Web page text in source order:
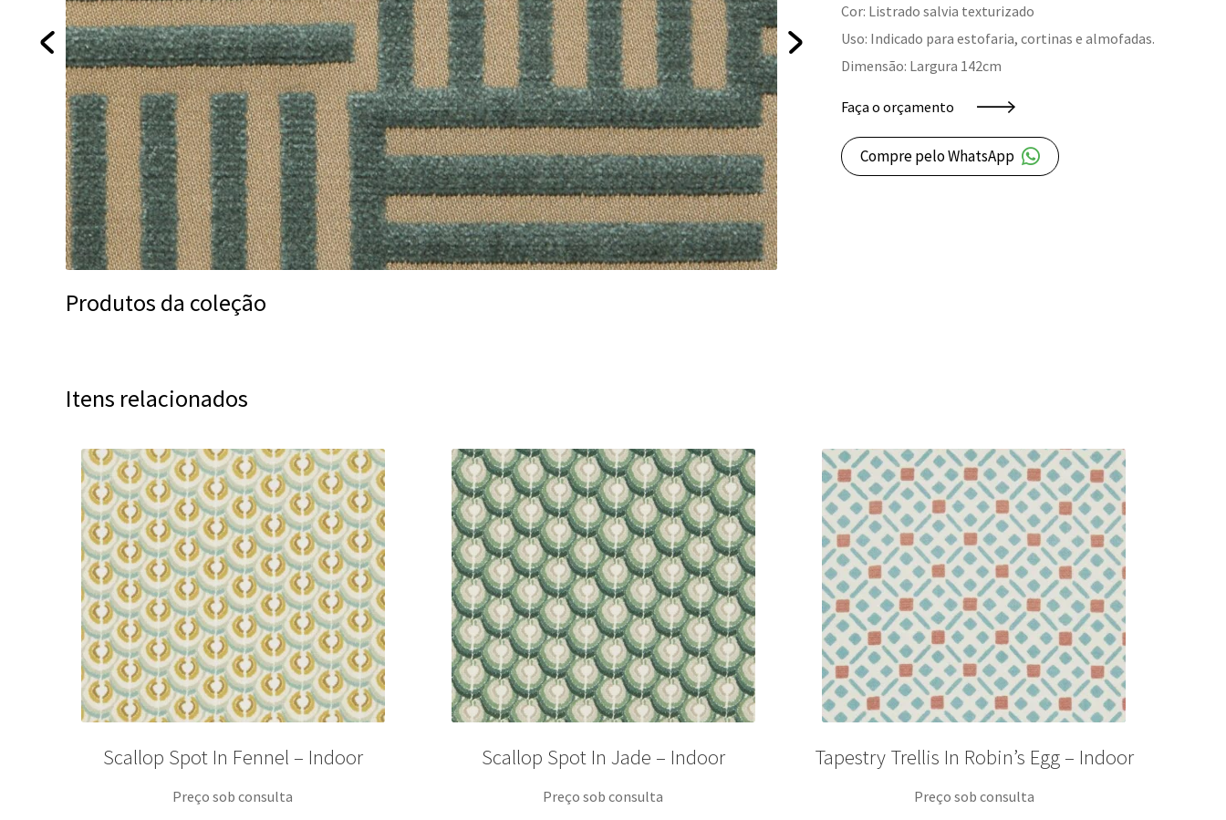
Cor: Listrado salvia texturizado
Uso: Indicado para estofaria, cortinas e almofadas.
Dimensão: Largura 142cm
Faça o orçamento
Compre pelo WhatsApp
Produtos da coleção
Itens relacionados
Scallop Spot In Fennel – Indoor
Preço sob consulta
Scallop Spot In Jade – Indoor
Preço sob consulta
Tapestry Trellis In Robin’s Egg – Indoor
Preço sob consulta